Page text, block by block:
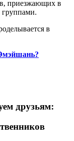
приезжающих в
группами.
в
друзьям: